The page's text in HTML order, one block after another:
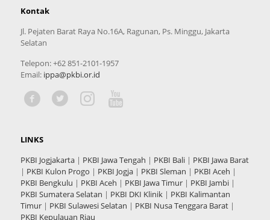
Kontak
Jl. Pejaten Barat Raya No.16A, Ragunan, Ps. Minggu, Jakarta
Selatan
Telepon: +62 851-2101-1957
Email: ippa@pkbi.or.id
LINKS
PKBI Jogjakarta| PKBI Jawa Tengah | PKBI Bali| PKBI Jawa Barat
| PKBI Kulon Progo | PKBI Jogja| PKBI Sleman | PKBI Aceh |
PKBI Bengkulu | PKBI Aceh | PKBI Jawa Timur| PKBI Jambi|
PKBI Sumatera Selatan | PKBI DKI Klinik| PKBI Kalimantan
Timur| PKBI Sulawesi Selatan | PKBI Nusa Tenggara Barat|
PKBI Kepulauan Riau